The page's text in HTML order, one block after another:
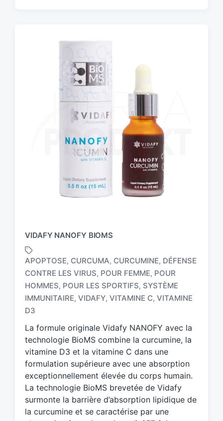
VIDAFY NANOFY BIOMS
T
a
g
e
d
w
h
APOPTOSE, CURCUMA, CURCUMINE, DÉFENSE
CONTRE LES VIRUS, POUR FEMME, POUR
HOMMES, POUR LES SPORTIFS, SYSTÈME
IMMUNITAIRE, VIDAFY, VITAMINE C, VITAMINE
D3
La formule originale Vidafy NANOFY avec la
technologie BioMS combine la curcumine, la
vitamine D3 et la vitamine C dans une
formulation supérieure avec une absorption
exceptionnellement élevée du corps humain.
La technologie BioMS brevetée de Vidafy
surmonte la barrière d’absorption lipidique de
la curcumine et se caractérise par une